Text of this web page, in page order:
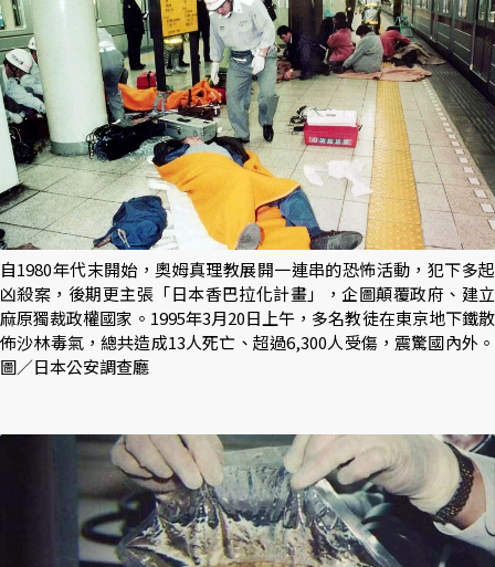
自1980年代末開始，奧姆真理教展開一連串的恐怖活動，犯下多起
凶殺案，後期更主張「日本香巴拉化計畫」，企圖顛覆政府、建立
麻原獨裁政權國家。1995年3月20日上午，多名教徒在東京地下鐵散
佈沙林毒氣，總共造成13人死亡、超過6,300人受傷，震驚國內外。
圖／日本公安調查廳